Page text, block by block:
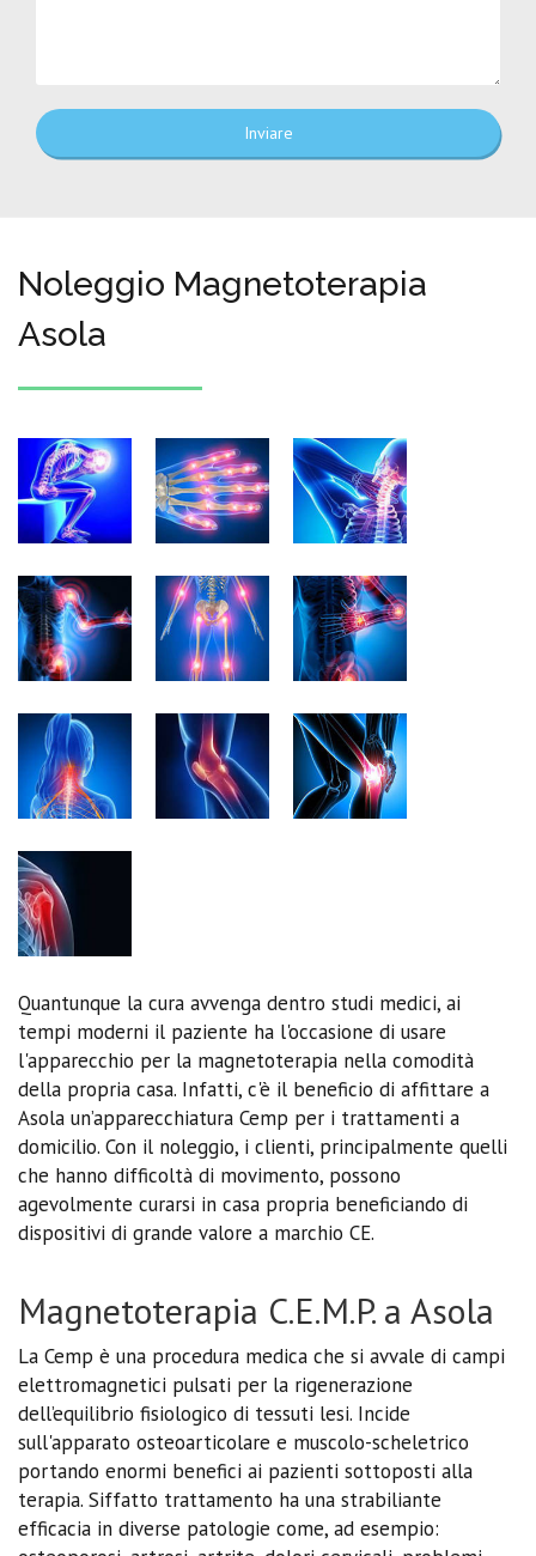
Inviare
Noleggio Magnetoterapia
Asola
Quantunque la cura avvenga dentro studi medici, ai
tempi moderni il paziente ha l'occasione di usare
l'apparecchio per la magnetoterapia nella comodità
della propria casa. Infatti, c'è il beneficio di affittare a
Asola un’apparecchiatura Cemp per i trattamenti a
domicilio. Con il noleggio, i clienti, principalmente quelli
che hanno difficoltà di movimento, possono
agevolmente curarsi in casa propria beneficiando di
dispositivi di grande valore a marchio CE.
Magnetoterapia C.E.M.P. a Asola
La Cemp è una procedura medica che si avvale di campi
elettromagnetici pulsati per la rigenerazione
dell’equilibrio fisiologico di tessuti lesi. Incide
sull'apparato osteoarticolare e muscolo-scheletrico
portando enormi benefici ai pazienti sottoposti alla
terapia. Siffatto trattamento ha una strabiliante
efficacia in diverse patologie come, ad esempio: